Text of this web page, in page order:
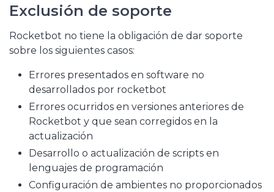
Exclusión de soporte
Rocketbot no tiene la obligación de dar soporte
sobre los siguientes casos:
Errores presentados en software no
desarrollados por rocketbot
Errores ocurridos en versiones anteriores de
Rocketbot y que sean corregidos en la
actualización
Desarrollo o actualización de scripts en
lenguajes de programación
Configuración de ambientes no proporcionados